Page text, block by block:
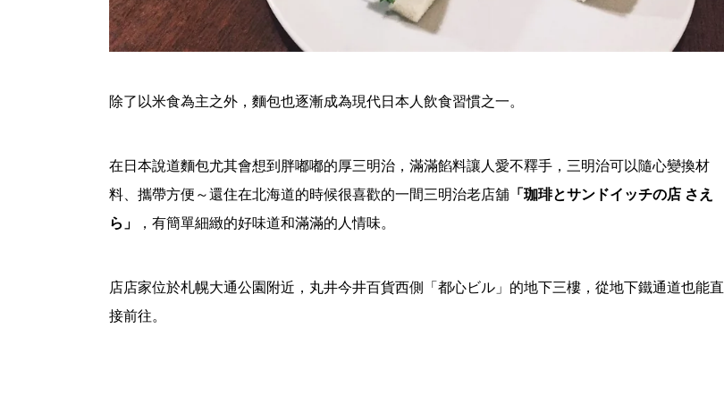
除了以米食為主之外，麵包也逐漸成為現代日本人飲食習慣之一。
在日本說道麵包尤其會想到胖嘟嘟的厚三明治，滿滿餡料讓人愛不釋手，三明治可以隨心變換材
料、攜帶方便～還住在北海道的時候很喜歡的一間三明治老店舖 「珈琲とサンドイッチの店 さえ
ら」
，有簡單細緻的好味道和滿滿的人情味。
店店家位於札幌大通公園附近，丸井今井百貨西側「都心ビル」的地下三樓，從地下鐵通道也能直
接前往。